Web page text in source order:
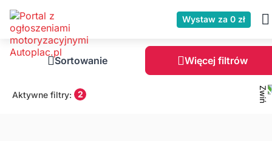
Wystaw za 0 zł
Sortowanie Więcej filtrów
Aktywne filtry: 2